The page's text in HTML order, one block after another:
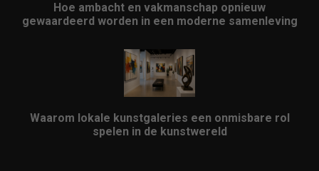
Hoe ambacht en vakmanschap opnieuw
gewaardeerd worden in een moderne samenleving
Waarom lokale kunstgaleries een onmisbare rol
spelen in de kunstwereld